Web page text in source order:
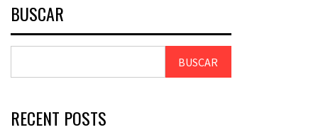
BUSCAR
BUSCAR
RECENT POSTS